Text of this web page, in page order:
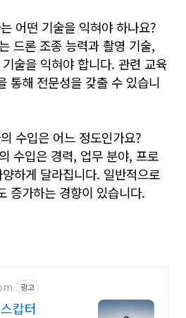
어떤 기술을 익혀야 하나요?
드론 조종 능력과 촬영 기술,
술을 익혀야 합니다. 관련 교육
통해 전문성을 갖출 수 있습니
수입은 어느 정도인가요?
수입은 경력, 업무 분야, 프로
하게 달라집니다. 일반적으로
증가하는 경향이 있습니다.
광고
캅터